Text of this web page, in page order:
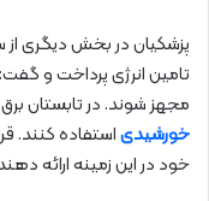
پزشکیان در بخش دیگری
تامین انرژی پرداخت و
مجهز شوند. در تابستان
خورشیدیاستفاده کنند.
خود در این زمینه ارائه